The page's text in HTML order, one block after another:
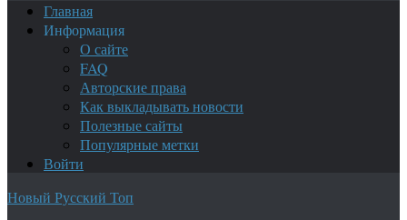
Главная
Информация
О сайте
FAQ
Авторские права
Как выкладывать новости
Полезные сайты
Популярные метки
Войти
Новый Русский Топ